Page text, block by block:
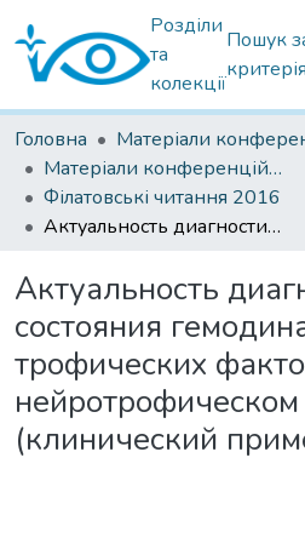
Розділи
та
колекції
Пошук
Головна
Матеріали
Матеріали конференцій Інституту Філатова
Філатовські читання 2016
Актуальность диагностики состояния гемодинамики и трофических факторов при нейротрофическом кератите (клинический пример)
Актуальность
состояния
трофических
нейротрофическом
(клинический